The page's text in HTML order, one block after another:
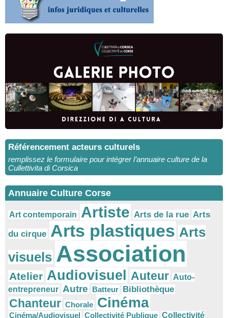
Référencement acteurs culturels
remplissez le formulaire pour intégrer l’annuaire culture de la
Cullettivita di Corsica
Annuaire Culture Corse
Art contemporain Artiste Arts de la rue Arts
du cirque Arts plastiques Arts
visuels Association
Atelier Audiovisuel Auteur Auto-
entrepreneur Autre Batteur Bibliothèque
Chanteur Chorale Cinéma
Cinéma/Audiovisuel Collectivité Publique Collectivité